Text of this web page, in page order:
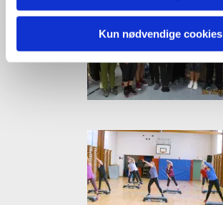
Kun nødvendige cookies